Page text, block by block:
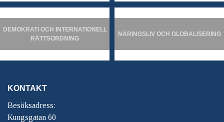
DEMOKRATI OCH INTERNATIONELL
RÄTTSORDNING
NÄRINGSLIV OCH GLOBALISERING
KONTAKT
Besöksadress:
Kungsgatan 60